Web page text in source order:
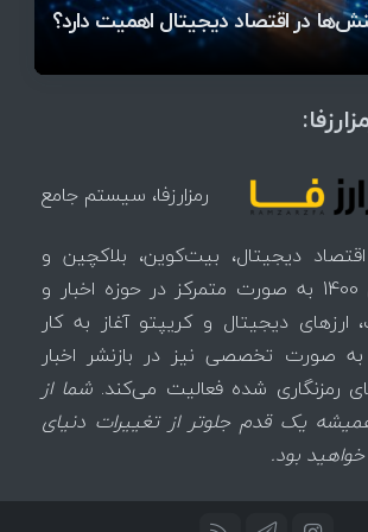
در اقتصاد دیجیتال اهمیت دارد؟
مشخص شد
بازار رمزارزها / بیت‌کوین سبز شد
رمزارزها / بیت‌کوین وارد فاز تازه شد
رمزارزفا، سیستم جامع
اقتصاد دیجیتال، بیت‌کوین، بلاکچین و
رمزارزها، از سال 1400 به صورت متمرکز در حوزه اخبار و
ارزهای‌ دیجیتال و کریپتو آغاز به کار
صورت تخصصی نیز در بازنشر اخبار
رمزنگاری شده فعالیت می‌کند.شما از
همیشه یک قدم جلوتر از تغییرات دنیای
بود.